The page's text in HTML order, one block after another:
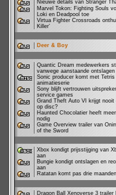
Nieuwe details van Stranger
Marvel Tokon: Fighting Souls
Loki en Deadpool toe
Virtua Fighter Crossroads
Killer’
Deer & Boy
Quantic Dream medewerkers
vanwege aanstaande ontslagen
Sonic producer komt met Tetris
animatieserie
Sony blijft vertrouwen
service games
Grand Theft Auto VI krijgt nooit
op disc?
Haunted Chocolatier heeft
nodig
Game Overview trailer van
of the Sword
Xbox kondigt prijsstijging van
aan
Bungie kondigt ontslagen en
aan
Ratatan komt pas drie
Dragon Ball Xenoverse 3 trailer